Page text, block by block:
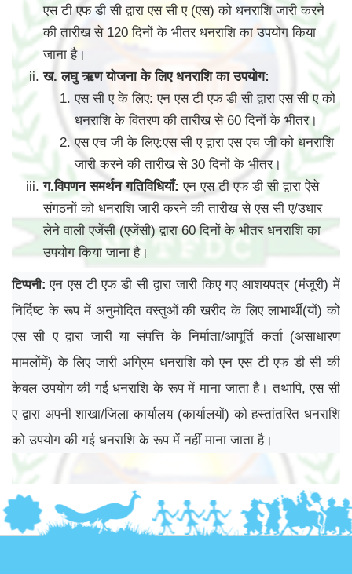
एस टी एफ डी सी द्वारा एस सी ए (एस) को धनराशि जारी करने
की तारीख से 120 दिनों के भीतर धनराशि का उपयोग किया
जाना है।
ख. लघु ऋण योजना के लिए धनराशि का उपयोग:
एस सी ए के लिए: एन एस टी एफ डी सी द्वारा एस सी ए को
धनराशि के वितरण की तारीख से 60 दिनों के भीतर।
एस एच जी के लिए:एस सी ए द्वारा एस एच जी को धनराशि
जारी करने की तारीख से 30 दिनों के भीतर।
ग.विपणन समर्थन गतिविधियाँ: एन एस टी एफ डी सी द्वारा ऐसे
संगठनों को धनराशि जारी करने की तारीख से एस सी ए/उधार
लेने वाली एजेंसी (एजेंसी) द्वारा 60 दिनों के भीतर धनराशि का
उपयोग किया जाना है।
टिप्पनी:एन एस टी एफ डी सी द्वारा जारी किए गए आशयपत्र (मंजूरी) में
निर्दिष्ट के रूप में अनुमोदित वस्तुओं की खरीद के लिए लाभार्थी(यों) को
एस सी ए द्वारा जारी या संपत्ति के निर्माता/आपूर्ति कर्ता (असाधारण
मामलोंमें) के लिए जारी अग्रिम धनराशि को एन एस टी एफ डी सी की
केवल उपयोग की गई धनराशि के रूप में माना जाता है। तथापि, एस सी
ए द्वारा अपनी शाखा/जिला कार्यालय (कार्यालयों) को हस्तांतरित धनराशि
को उपयोग की गई धनराशि के रूप में नहीं माना जाता है।